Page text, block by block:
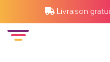
Livraison